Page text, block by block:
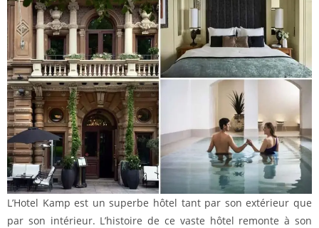
L’Hotel Kamp est un superbe hôtel tant par son extérieur que
par son intérieur. L’histoire de ce vaste hôtel remonte à son